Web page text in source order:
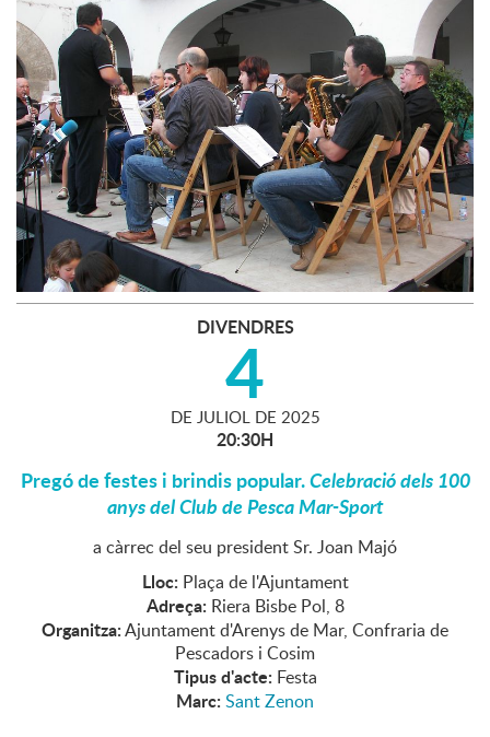
DIVENDRES
4
DE JULIOL DE 2025
20:30H
Pregó de festes i brindis popular.Celebració dels 100
anys del Club de Pesca Mar-Sport
a càrrec del seu president Sr. Joan Majó
Lloc: Plaça de l'Ajuntament
Adreça: Riera Bisbe Pol, 8
Organitza:Ajuntament d'Arenys de Mar, Confraria de
Pescadors i Cosim
Tipus d'acte: Festa
Marc: Sant Zenon